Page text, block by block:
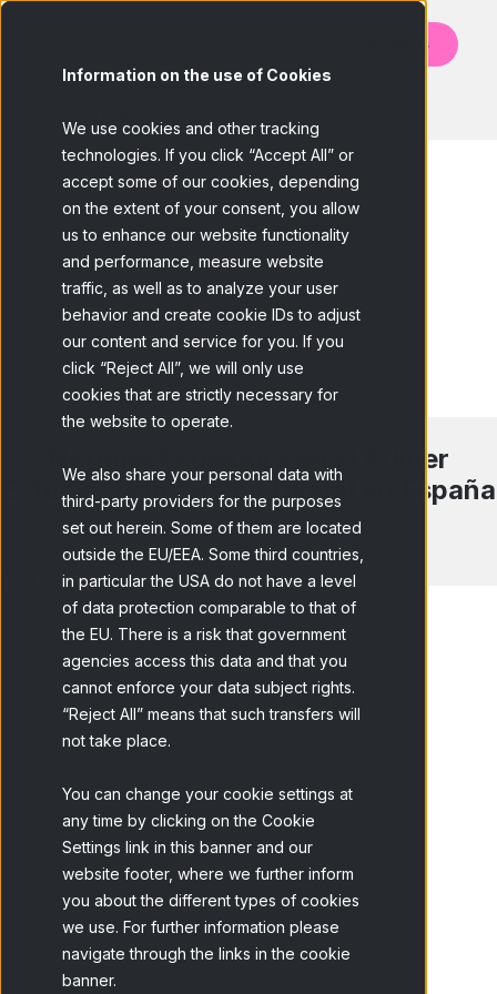
Information on the use of Cookies
We use cookies and other tracking
technologies. If you click “Accept All” or
accept some of our cookies, depending
on the extent of your consent, you allow
us to enhance our website functionality
and performance, measure website
traffic, as well as to analyze your user
behavior and create cookie IDs to adjust
our content and service for you. If you
click “Reject All”, we will only use
cookies that are strictly necessary for
the website to operate.
We also share your personal data with
third-party providers for the purposes
set out herein. Some of them are located
outside the EU/EEA. Some third countries,
in particular the USA do not have a level
of data protection comparable to that of
the EU. There is a risk that government
agencies access this data and that you
cannot enforce your data subject rights.
“Reject All” means that such transfers will
not take place.
You can change your cookie settings at
any time by clicking on the Cookie
Settings link in this banner and our
website footer, where we further inform
you about the different types of cookies
we use. For further information please
navigate through the links in the cookie
banner.
Contáctanos
Netquest colabora en el Primer
Estudio de Inversión Digital en España
Home Blog Netquest colabora...
El pasado